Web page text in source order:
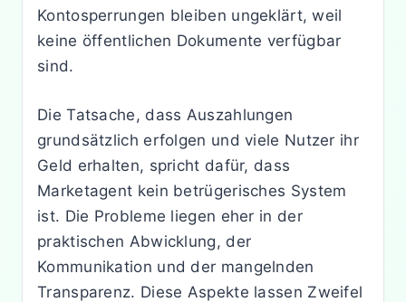
Kontosperrungen bleiben ungeklärt, weil
keine öffentlichen Dokumente verfügbar
sind.
Die Tatsache, dass Auszahlungen
grundsätzlich erfolgen und viele Nutzer ihr
Geld erhalten, spricht dafür, dass
Marketagent kein betrügerisches System
ist. Die Probleme liegen eher in der
praktischen Abwicklung, der
Kommunikation und der mangelnden
Transparenz. Diese Aspekte lassen Zweifel